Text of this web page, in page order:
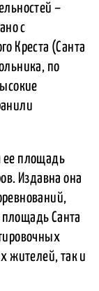
–
с
Креста (Санта
по
ее площадь
Издавна она
площадь Санта
жителей, так и